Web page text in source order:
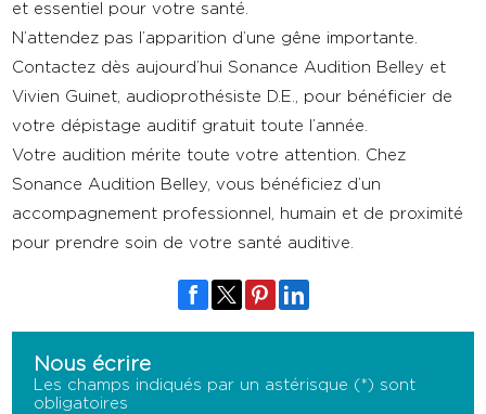
et essentiel pour votre santé.
N’attendez pas l’apparition d’une gêne importante.
Contactez dès aujourd’hui Sonance Audition Belley et
Vivien Guinet, audioprothésiste D.E., pour bénéficier de
votre dépistage auditif gratuit toute l’année.
Votre audition mérite toute votre attention. Chez
Sonance Audition Belley, vous bénéficiez d’un
accompagnement professionnel, humain et de proximité
pour prendre soin de votre santé auditive.
Nous écrire
Les champs indiqués par un astérisque (*) sont
obligatoires